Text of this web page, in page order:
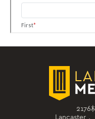
2176
Lancaster